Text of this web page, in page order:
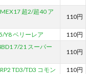
超2/超40 ア
110円
Y8 ベリーレア 110円
7/21 スーパー
110円
TD3/TD3 コモン 110円